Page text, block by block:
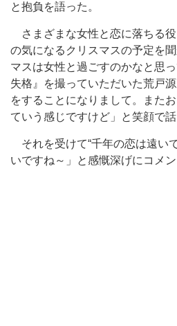
と抱負を語った。
さまざまな女性と恋に落ちる
の気になるクリスマスの予定を
マスは女性と過ごすのかなと思
失格』を撮っていただいた荒戸
をすることになりまして。また
ていう感じですけど」と笑顔で話
それを受けて“千年の恋は遠い
いですね～」と感慨深げにコメン